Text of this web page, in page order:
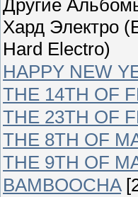
Другие
Хард Электро
Hard Electro)
HAPPY NEW
THE 14TH
THE 23TH
THE 8TH OF
THE 9TH OF
BAMBOOCHA